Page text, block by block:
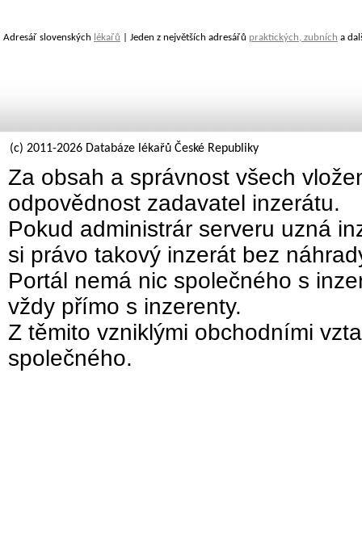
Adresář slovenských lékařů | Jeden z největších adresářů praktických, zubních a
(c) 2011-2026 Databáze lékařů České Republiky
Za obsah a správnost všech
odpovědnost zadavatel inzerátu.
Pokud administrár serveru uzná
si právo takový inzerát bez
Portál nemá nic společného s
vždy přímo s inzerenty.
Z těmito vzniklými obchodními
společného.